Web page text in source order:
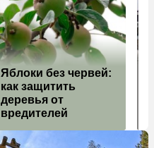
Яблоки без червей:
как защитить
деревья от
вредителей